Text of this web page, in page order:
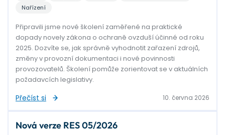
Nařízení
Připravili jsme nové školení zaměřené na praktické
dopady novely zákona o ochraně ovzduší účinné od roku
2025. Dozvíte se, jak správně vyhodnotit zařazení zdrojů,
změny v provozní dokumentaci i nové povinnosti
provozovatelů. Školení pomůže zorientovat se v aktuálních
požadavcích legislativy.
Přečíst si 10. června 2026
Nová verze RES 05/2026